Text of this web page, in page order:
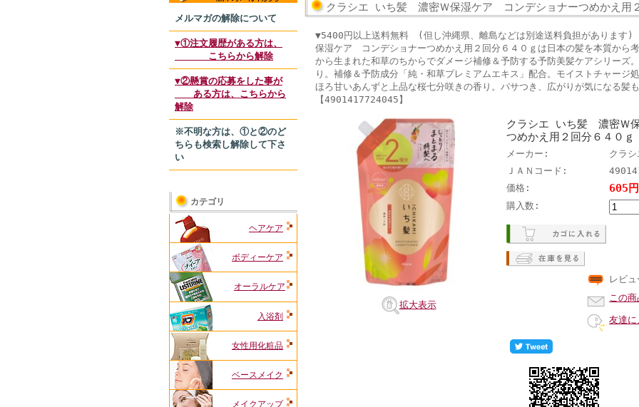
メルマガの解除について
▼①注文履歴がある方は、
こちらから解除
▼②懸賞の応募をした事が
ある方は、こちらから
解除
※不明な方は、①と②のど
ちらも検索し解除して下さ
い
カテゴリ
ヘアケア
ボディーケア
オーラルケア
入浴剤
女性用化粧品
ベースメイク
メイクアップ
クラシエ いち髪 濃密Ｗ保湿ケア コンデショナーつめかえ用
▼5400円以上送料無料 (但し沖縄県、離島などは別途送料負担があり
保湿ケア コンデショナーつめかえ用２回分６４０ｇは日本の髪を本質から
から生まれた和草のちからでダメージ補修＆予防する予防美髪ケアシリーズ
り。補修＆予防成分「純・和草プレミアムエキス」配合。モイストチャージ
ほろ甘いあんずと上品な桜七分咲きの香り。パサつき、広がりが気になる
【4901417724045】
拡大表示
クラシエ いち髪 濃密Ｗ
つめかえ用２回分６４０ｇ
メーカー:
クラシ
ＪＡＮコード:
価格:
605
購入数:
レビ
この
友達に